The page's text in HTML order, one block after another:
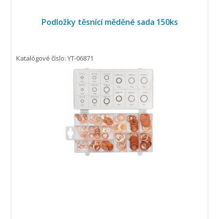
Podložky těsnící měděné sada 150ks
Katalógové číslo: YT-06871